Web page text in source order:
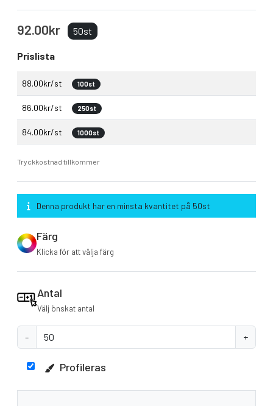
92.00kr 50st
Prislista
88.00kr/st 100st
86.00kr/st 250st
84.00kr/st 1000st
Tryckkostnad tillkommer
Denna produkt har en minsta kvantitet på 50st
Färg
Klicka för att välja färg
Antal
Välj önskat antal
- +
Profileras